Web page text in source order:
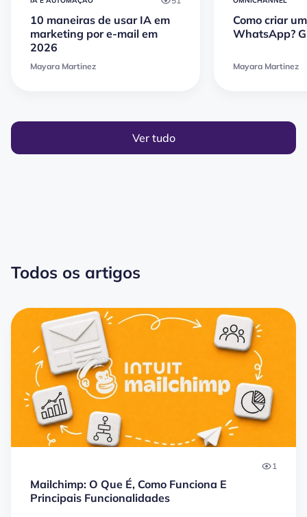
10 maneiras de usar IA em
marketing por e-mail em
2026
Mayara Martinez
Como criar
WhatsApp?
Mayara Martinez
Ver tudo
Todos os artigos
1
Mailchimp: O Que É, Como Funciona E
Principais Funcionalidades